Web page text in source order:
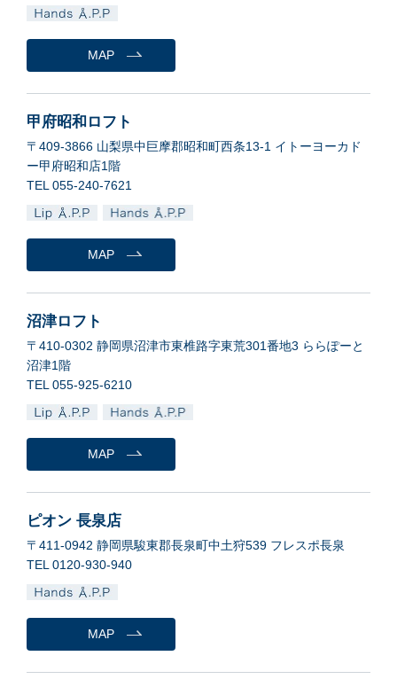
MAP
甲府昭和ロフト
〒409-3866 山梨県中巨摩郡昭和町西条13-1 イトーヨーカド
ー甲府昭和店1階
TEL 055-240-7621
MAP
沼津ロフト
〒410-0302 静岡県沼津市東椎路字東荒301番地3 ららぽーと
沼津1階
TEL 055-925-6210
MAP
ピオン 長泉店
〒411-0942 静岡県駿東郡長泉町中土狩539 フレスポ長泉
TEL 0120-930-940
MAP